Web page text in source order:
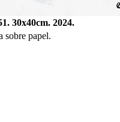
30x40cm. 2024.
sobre papel.